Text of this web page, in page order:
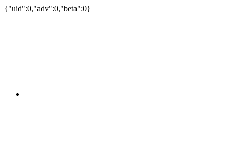
{"uid":0,"adv":0,"beta":0}